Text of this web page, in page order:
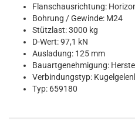
Flanschausrichtung:
Bohrung / Gewinde: M24
Stützlast: 3000 kg
D-Wert: 97,1 kN
Ausladung: 125 mm
Bauartgenehmigung:
Verbindungstyp:
Typ: 659180